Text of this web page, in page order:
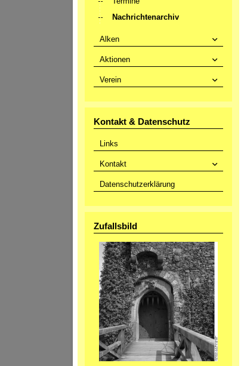
Nachrichtenarchiv
Alken
Aktionen
Verein
Kontakt & Datenschutz
Links
Kontakt
Datenschutzerklärung
Zufallsbild